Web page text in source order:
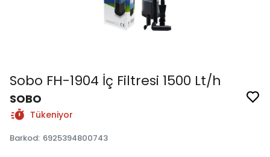
Sobo FH-1904 İç Filtresi 1500 Lt/h
SOBO
Tükeniyor
Barkod: 6925394800743